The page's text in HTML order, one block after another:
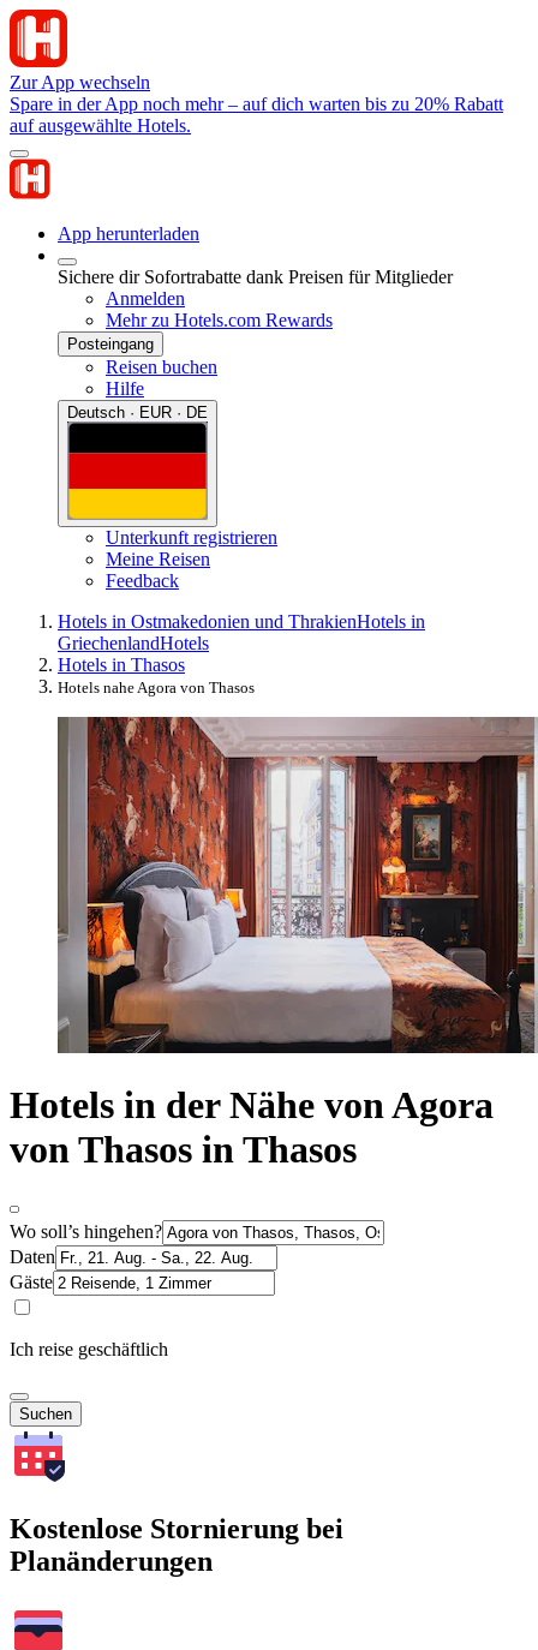
Zur App wechseln
Spare in der App noch mehr – auf dich warten bis zu 20% Rabatt
auf ausgewählte Hotels.
App herunterladen
Sichere dir Sofortrabatte dank Preisen für Mitglieder
Anmelden
Mehr zu Hotels.com Rewards
Posteingang
Reisen buchen
Hilfe
Deutsch · EUR · DE
Unterkunft registrieren
Meine Reisen
Feedback
Hotels in Ostmakedonien und ThrakienHotels in
GriechenlandHotels
Hotels in Thasos
Hotels nahe Agora von Thasos
Hotels in der Nähe von Agora
von Thasos in Thasos
Wo soll’s hingehen?
Daten
Gäste
Ich reise geschäftlich
Suchen
Kostenlose Stornierung bei
Planänderungen